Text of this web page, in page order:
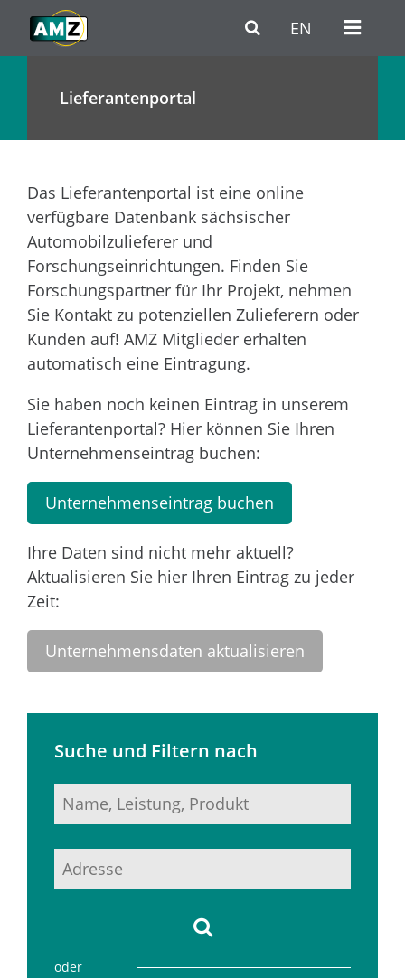
Zum Hauptinhalt
Zur Haupt-Navigation
Zum Fußbereich / Kontakt
EN
Lieferantenportal
Das Lieferantenportal ist eine online
verfügbare Datenbank sächsischer
Automobilzulieferer und
Forschungseinrichtungen. Finden Sie
Forschungspartner für Ihr Projekt, nehmen
Sie Kontakt zu potenziellen Zulieferern oder
Kunden auf! AMZ Mitglieder erhalten
automatisch eine Eintragung.
Sie haben noch keinen Eintrag in unserem
Lieferantenportal? Hier können Sie Ihren
Unternehmenseintrag buchen:
Unternehmenseintrag buchen
Ihre Daten sind nicht mehr aktuell?
Aktualisieren Sie hier Ihren Eintrag zu jeder
Zeit:
Unternehmensdaten aktualisieren
Suche und Filtern nach
oder